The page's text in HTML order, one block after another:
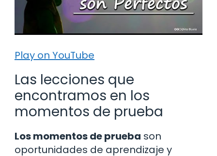
Play on YouTube
Las lecciones que
encontramos en los
momentos de prueba
Los momentos de prueba son
oportunidades de aprendizaje y